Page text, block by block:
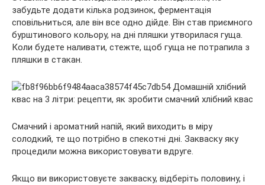
забудьте додати кілька родзинок, ферментація
сповільниться, але він все одно дійде. Він став приємного
бурштинового кольору, на дні пляшки утворилася гуща.
Коли будете наливати, стежте, щоб гуща не потрапила з
пляшки в стакан.
Смачний і ароматний напій, який виходить в міру
солодкий, те що потрібно в спекотні дні. Закваску яку
процедили можна використовувати вдруге.
Якщо ви використовуєте закваску, відберіть половину, і